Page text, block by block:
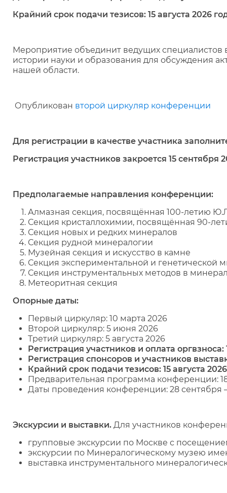
Крайний срок подачи тезисов: 15 августа 2026
Мероприятие объединит ведущих специалистов
истории науки и образования для обсуждения
нашей области.
Опубликован второй циркуляр конференции
Для регистрации в качестве участника
Регистрация участников закроется 15 сентября
Предполагаемые направления конференции:
Алмазная секция, посвящённая 100-летию
Секция кристаллохимии, посвящённая 90-
Секция новых и редких минералов
Секция рудной минералогии
Музейная секция и искусство в камне
Секция экспериментальной и генетической
Секция инструментальных методов в
Метеоритная секция
Опорные даты:
Первый циркуляр: 10 марта 2026
Второй циркуляр: 5 июня 2026
Третий циркуляр: 5 августа 2026
Регистрация участников и оплата оргвзноса:
Регистрация спонсоров и участников
Крайний срок подачи тезисов: 15 августа 2026
Предварительная программа конференции:
Даты проведения конференции: 28 сентября
Экскурсии и выставки. Для участников
групповые экскурсии по Москве с
экскурсии по Минералогическому музею
выставка инструментального